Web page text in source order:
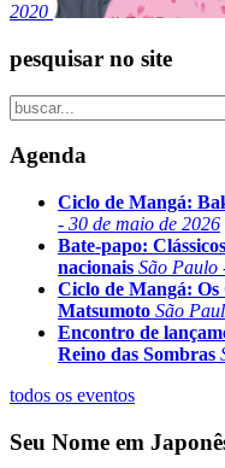
2020
pesquisar no site
Agenda
Ciclo de Mangá:
- 30 de maio de 2026
Bate-papo:
nacionais São Paulo
Ciclo de Mangá:
Matsumoto São
Encontro de
Reino das Sombras
todos os eventos
Seu Nome em